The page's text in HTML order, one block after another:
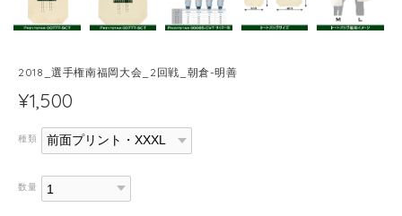
2018_選手権南福岡大会_2回戦_朝倉-明善
¥1,500
種類
数量